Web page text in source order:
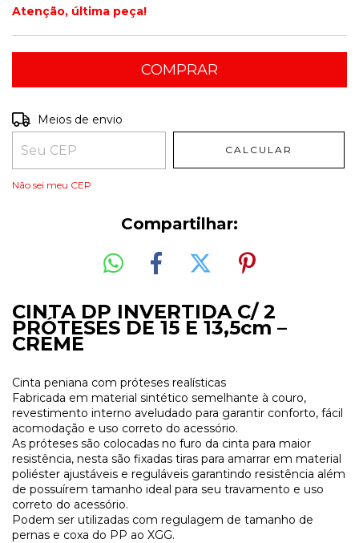
Atenção, última peça!
Entregas para o CEP:
Meios de envio
CALCULAR
Não sei meu CEP
Compartilhar:
CINTA DP INVERTIDA C/ 2
PRÓTESES DE 15 E 13,5cm –
CREME
Cinta peniana com próteses realísticas
Fabricada em material sintético semelhante à couro,
revestimento interno aveludado para garantir conforto, fácil
acomodação e uso correto do acessório.
As próteses são colocadas no furo da cinta para maior
resistência, nesta são fixadas tiras para amarrar em material
poliéster ajustáveis e reguláveis garantindo resistência além
de possuírem tamanho ideal para seu travamento e uso
correto do acessório.
Podem ser utilizadas com regulagem de tamanho de
pernas e coxa do PP ao XGG.